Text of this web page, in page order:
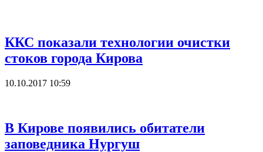
ККС показали технологии очистки
стоков города Кирова
10.10.2017 10:59
В Кирове появились обитатели
заповедника Нургуш